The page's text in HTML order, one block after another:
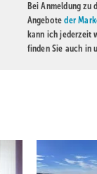
Bei Anmeldung
Angeboteder
kann ich jederzeit
finden Sie auch in